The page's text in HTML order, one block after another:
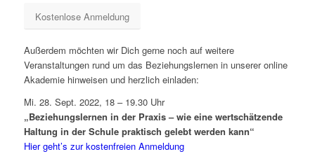
Kostenlose Anmeldung
Außerdem möchten wir Dich gerne noch auf weitere
Veranstaltungen rund um das Beziehungslernen in unserer online
Akademie hinweisen und herzlich einladen:
Mi. 28. Sept. 2022, 18 – 19.30 Uhr
„Beziehungslernen in der Praxis – wie eine wertschätzende
Haltung in der Schule praktisch gelebt werden kann“
Hier geht’s zur kostenfreien Anmeldung